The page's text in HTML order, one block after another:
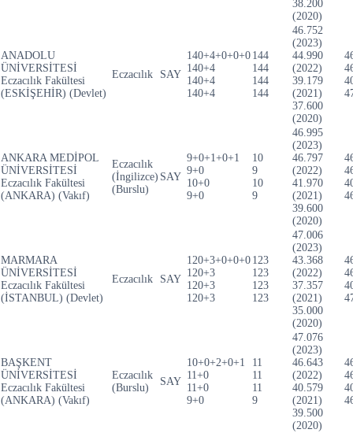
38.200
(2020)
ANADOLU
ÜNİVERSİTESİ
Eczacılık Fakültesi
(ESKİŞEHİR) (Devlet)
Eczacılık SAY
140+4+0+0+0
140+4
140+4
140+4
144
144
144
144
46.752
(2023)
44.990
(2022)
39.179
(2021)
37.600
(2020)
ANKARA MEDİPOL
ÜNİVERSİTESİ
Eczacılık Fakültesi
(ANKARA) (Vakıf)
Eczacılık
(İngilizce)
(Burslu)
SAY
9+0+1+0+1
9+0
10+0
9+0
10
9
10
9
46.995
(2023)
46.797
(2022)
41.970
(2021)
39.600
(2020)
MARMARA
ÜNİVERSİTESİ
Eczacılık Fakültesi
(İSTANBUL) (Devlet)
Eczacılık SAY
120+3+0+0+0
120+3
120+3
120+3
123
123
123
123
47.006
(2023)
43.368
(2022)
37.357
(2021)
35.000
(2020)
BAŞKENT
ÜNİVERSİTESİ
Eczacılık Fakültesi
(ANKARA) (Vakıf)
Eczacılık
(Burslu)
SAY
10+0+2+0+1
11+0
11+0
9+0
11
11
11
9
47.076
(2023)
46.643
(2022)
40.579
(2021)
39.500
(2020)